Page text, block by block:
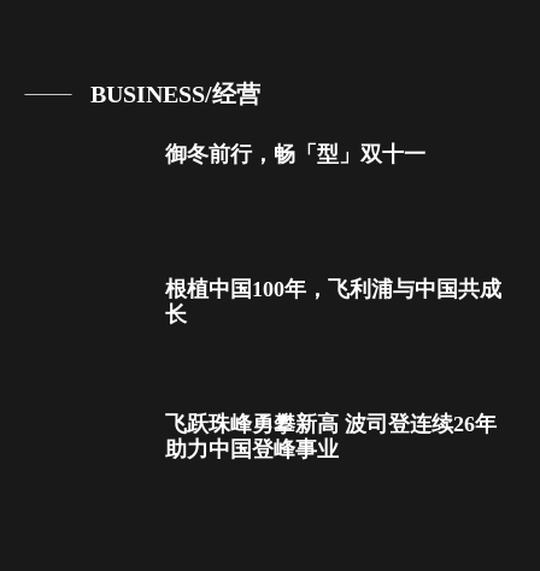
BUSINESS/经营
御冬前行，畅「型」双十一
根植中国100年，飞利浦与中国共成
长
飞跃珠峰勇攀新高 波司登连续26年
助力中国登峰事业